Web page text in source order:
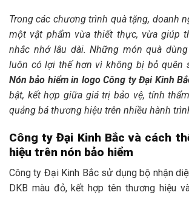
Trong các chương trình quà tặng, doanh
một vật phẩm vừa thiết thực, vừa giúp
nhắc nhớ lâu dài. Những món quà
luôn có lợi thế hơn vì không bị bỏ quên
Nón bảo hiểm in logo Công ty Đại Kinh
bật, kết hợp giữa giá trị bảo vệ, tính
quảng bá thương hiệu trên nhiều hành
Công ty Đại Kinh Bắc và cách
hiệu trên nón bảo hiểm
Công ty Đại Kinh Bắc sử dụng bộ nhận
DKB màu đỏ, kết hợp tên thương hiệu